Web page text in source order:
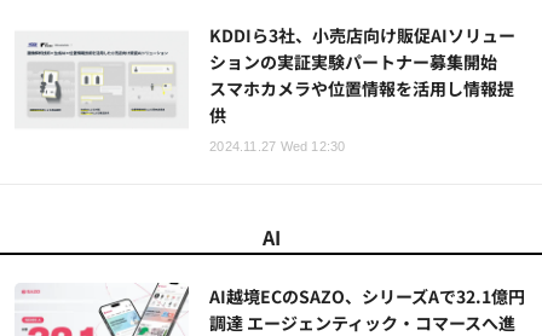
KDDIら3社、小売店向け販促AIソリュー
ションの実証実験パートナー募集開始
スマホカメラや位置情報を活用し情報提
供
2024.11.27 Wed 12:30
AI
AI越境ECのSAZO、シリーズAで32.1億円
調達 エージェンティック・コマースへ進